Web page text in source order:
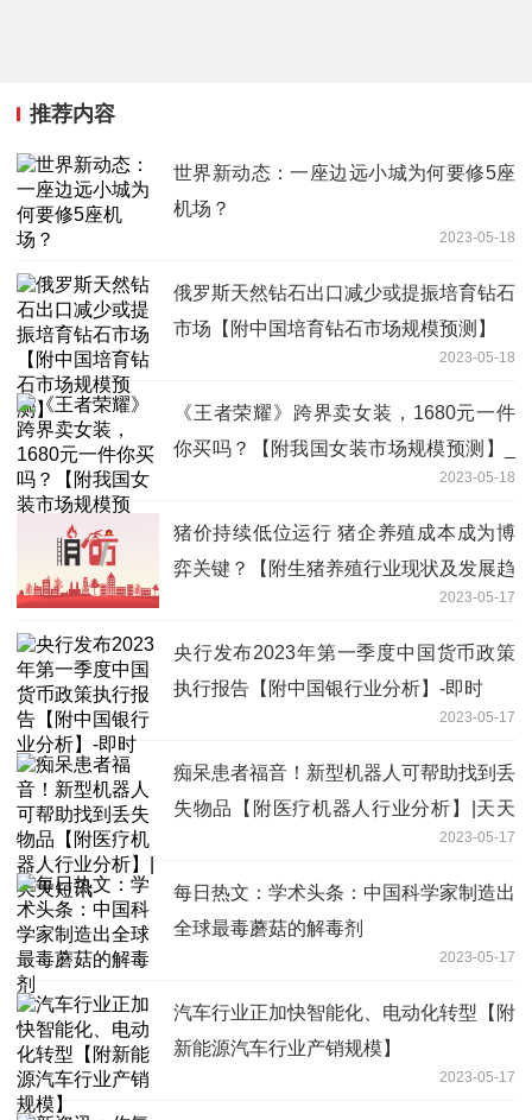
推荐内容
世界新动态：一座边远小城为何要修5座
机场？
2023-05-18
俄罗斯天然钻石出口减少或提振培育钻石
市场【附中国培育钻石市场规模预测】
2023-05-18
《王者荣耀》跨界卖女装，1680元一件
你买吗？【附我国女装市场规模预测】_
2023-05-18
猪价持续低位运行 猪企养殖成本成为博
弈关键？【附生猪养殖行业现状及发展趋
2023-05-17
央行发布2023年第一季度中国货币政策
执行报告【附中国银行业分析】-即时
2023-05-17
痴呆患者福音！新型机器人可帮助找到丢
失物品【附医疗机器人行业分析】|天天
2023-05-17
每日热文：学术头条：中国科学家制造出
全球最毒蘑菇的解毒剂
2023-05-17
汽车行业正加快智能化、电动化转型【附
新能源汽车行业产销规模】
2023-05-17